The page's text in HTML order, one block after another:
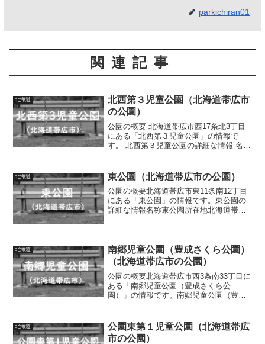
parkichiran01
関連記事
北海道
北西第３児童公園（北海道帯広市
の公園）
公園の概要 北海道帯広市西17条北3丁目
にある「北西第３児童公園」の情報で
す。 北西第３児童公園の詳細な情報 名称
施設・遊具 築山、複合遊具（滑り...
北海道 東公園（北海道帯広市の公園）
公園の概要北海道帯広市東11条南12丁目
にある「東公園」の情報です。東公園の
詳細な情報名称東公園所在地北海道帯広
ー、スプリ...
北海道
南郷児童公園（豊成さくら公園）
（北海道帯広市の公園）
公園の概要北海道帯広市西3条南33丁目に
ある「南郷児童公園（豊成さくら公
園）」の情報です。南郷児童公園（豊成
広市西3条南33丁目面積0.47ha種別街区公
園施設・遊具築...
北海道
公園東第１児童公園（北海道帯広
市の公園）